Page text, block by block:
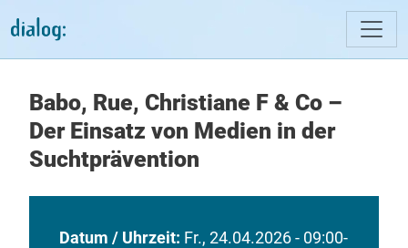
Babo, Rue, Christiane F & Co –
Der Einsatz von Medien in der
Suchtprävention
Datum / Uhrzeit Fr., 24.04.2026 - 09:00-